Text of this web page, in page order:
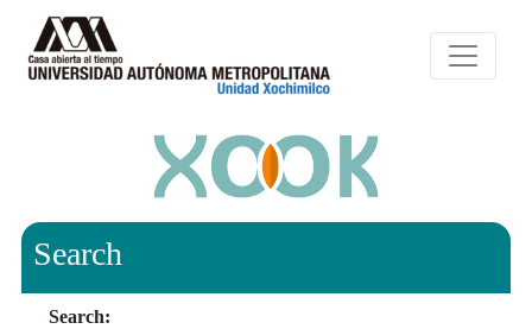
Search
Search: